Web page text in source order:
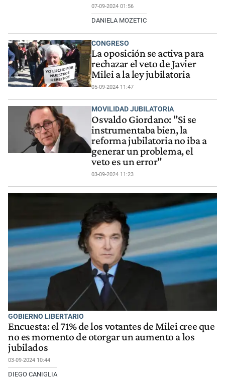
07-09-2024 01:56
DANIELA MOZETIC
CONGRESO
La oposición se activa para
rechazar el veto de Javier
Milei a la ley jubilatoria
05-09-2024 11:47
MOVILIDAD JUBILATORIA
Osvaldo Giordano: "Si se
instrumentaba bien, la
reforma jubilatoria no iba a
generar un problema, el
veto es un error"
03-09-2024 11:23
GOBIERNO LIBERTARIO
Encuesta: el 71% de los votantes de Milei cree que
no es momento de otorgar un aumento a los
jubilados
03-09-2024 10:44
DIEGO CANIGLIA